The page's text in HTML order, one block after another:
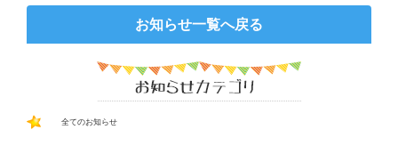
お知らせ一覧へ戻る
全てのお知らせ